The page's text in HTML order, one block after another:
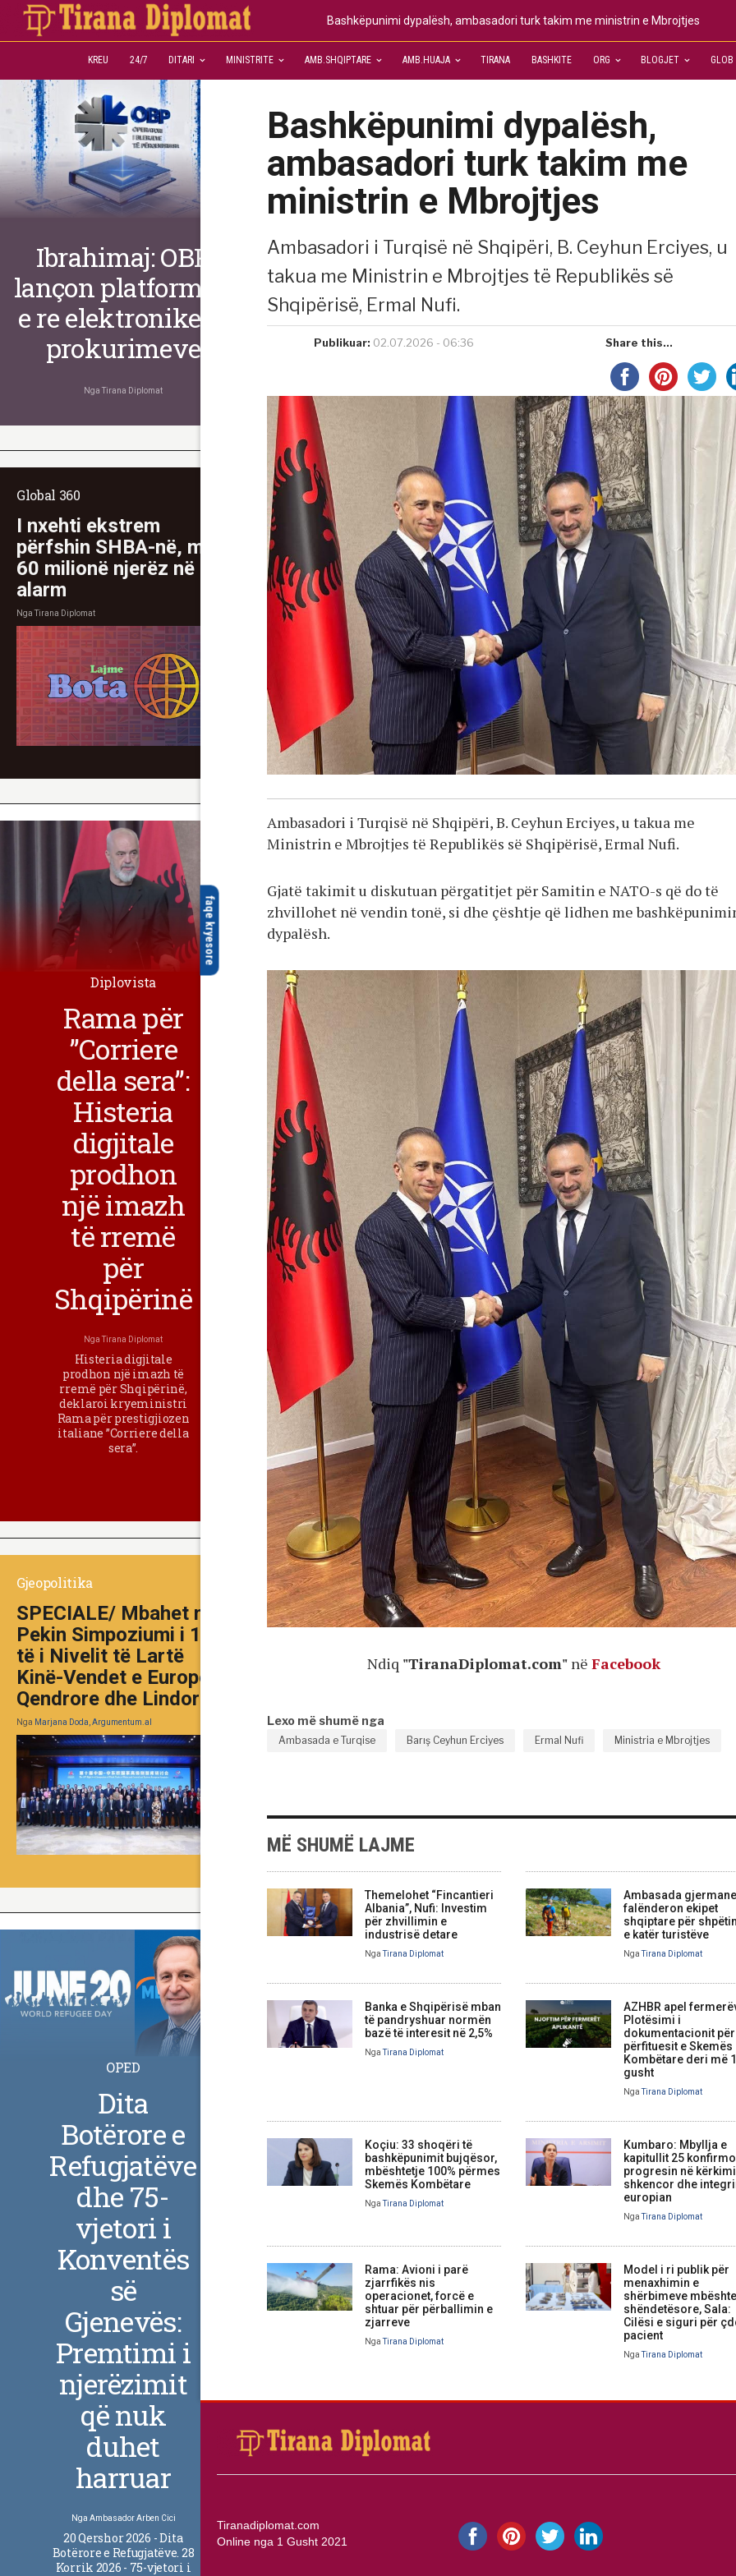
Bashkëpunimi dypalësh, ambasadori turk takim me ministrin e Mbrojtjes
KREU 24/7 DITARI MINISTRITE AMB.SHQIPTARE AMB.HUAJA TIRANA BASHKITE ORG BLOGJET GLOB
faqe kryesore
Bashkëpunimi dypalësh,
ambasadori turk takim me
ministrin e Mbrojtjes
Ambasadori i Turqisë në Shqipëri, B. Ceyhun Erciyes, u
takua me Ministrin e Mbrojtjes të Republikës së
Shqipërisë, Ermal Nufi.
Publikuar: 02.07.2026 - 06:36 Share this...
Ambasadori i Turqisë në Shqipëri, B. Ceyhun Erciyes, u takua me
Ministrin e Mbrojtjes të Republikës së Shqipërisë, Ermal Nufi.
Gjatë takimit u diskutuan përgatitjet për Samitin e NATO-s që do të
zhvillohet në vendin tonë, si dhe çështje që lidhen me
dypalësh.
Ndiq "TiranaDiplomat.com" në Facebook
Lexo më shumë nga
Ambasada e Turqise Barış Ceyhun Erciyes Ermal Nufi Ministria e Mbrojtjes
MË SHUMË LAJME
Themelohet “Fincantieri
Albania”, Nufi: Investim
për zhvillimin e
industrisë detare
NgaTirana Diplomat
Ambasada gjermane
falënderon ekipet
shqiptare për
e katër turistëve
NgaTirana Diplomat
Banka e Shqipërisë mban
të pandryshuar normën
bazë të interesit në 2,5%
NgaTirana Diplomat
AZHBR apel
Plotësimi i
dokumentacionit për
përfituesit e Skemës
Kombëtare deri më
gusht
NgaTirana Diplomat
Koçiu: 33 shoqëri të
bashkëpunimit bujqësor,
mbështetje 100% përmes
Skemës Kombëtare
NgaTirana Diplomat
Kumbaro: Mbyllja e
kapitullit 25
progresin në
shkencor dhe
europian
NgaTirana Diplomat
Rama: Avioni i parë
zjarrfikës nis
operacionet, forcë e
shtuar për përballimin e
zjarreve
NgaTirana Diplomat
Model i ri publik për
menaxhimin e
shërbimeve
shëndetësore, Sala:
Cilësi e siguri për
pacient
NgaTirana Diplomat
Ibrahimaj: OBP
lançon platformën
e re elektronike të
prokurimeve
Nga Tirana Diplomat
Global 360
I nxehti ekstrem
përfshin SHBA-në, mbi
60 milionë njerëz në
alarm
NgaTirana Diplomat
Diplovista
Rama për
”Corriere
della sera”:
Histeria
digjitale
prodhon
një imazh
të rremë
për
Shqipërinë
NgaTirana Diplomat
Histeria digjitale
prodhon një imazh të
rremë për Shqipërinë,
deklaroi kryeministri
Rama për prestigjiozen
italiane ”Corriere della
sera”.
Gjeopolitika
SPECIALE/ Mbahet në
Pekin Simpoziumi i 10-
të i Nivelit të Lartë
Kinë-Vendet e Europës
Qendrore dhe Lindore
Nga Marjana Doda, Argumentum.al
OPED
Dita
Botërore e
Refugjatëve
dhe 75-
vjetori i
Konventës
së
Gjenevës:
Premtimi i
njerëzimit
që nuk
duhet
harruar
Nga Ambasador Arben Cici
20 Qershor 2026 - Dita
Botërore e Refugjatëve. 28
Korrik 2026 - 75-vjetori i
Tiranadiplomat.com
Online nga 1 Gusht 2021